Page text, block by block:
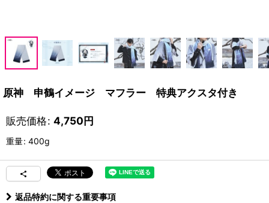
原神 申鶴イメージ マフラー 特典アクスタ付き
販売価格: 4,750円
重量: 400g
返品特約に関する重要事項